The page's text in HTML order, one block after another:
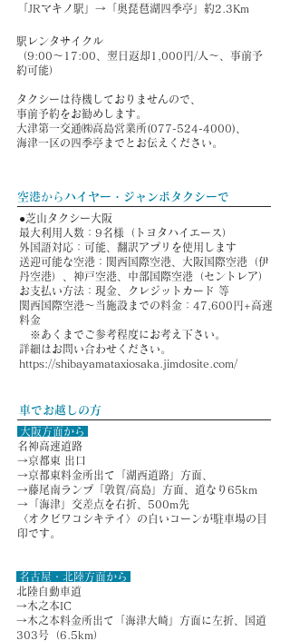
「JRマキノ駅」→「奥琵琶湖四季亭」約2.3Km
駅レンタサイクル
（9:00～17:00、翌日返却1,000円/人～、事前予
約可能）
タクシーは待機しておりませんので、
事前予約をお勧めします。
大津第一交通㈱高島営業所(077-524-4000)、
海津一区の四季亭までとお伝えください。
空港からハイヤー・ジャンボタクシーで
●芝山タクシー大阪
最大利用人数：9名様（トヨタハイエース）
外国語対応：可能、翻訳アプリを使用します
送迎可能な空港：関西国際空港、大阪国際空港（伊
丹空港）、神戸空港、中部国際空港（セントレア）
お支払い方法：現金、クレジットカード 等
関西国際空港～当施設までの料金：47,600円+高速
料金
※あくまでご参考程度にお考え下さい。
詳細はお問い合わせください。
https://shibayamataxiosaka.jimdosite.com/
車でお越しの方
大阪方面から
名神高速道路
→京都東 出口
→京都東料金所出て「湖西道路」方面、
→藤尾南ランプ「敦賀/高島」方面、道なり65km
→「海津」交差点を右折、500m先
〈オクビワコシキテイ〉の白いコーンが駐車場の目
印です。
名古屋・北陸方面から
北陸自動車道
→木之本IC
→木之本料金所出て「海津大崎」方面に左折、国道
303号（6.5km）